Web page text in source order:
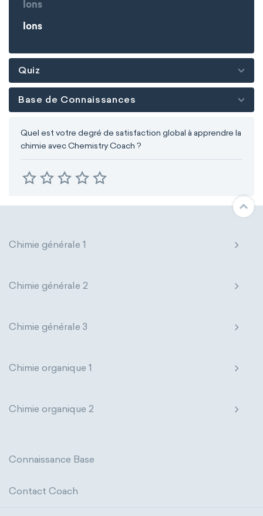
Ions
Ions
Quiz
Base de Connaissances
Quel est votre degré de satisfaction global à apprendre la
chimie avec Chemistry Coach ?
Chimie générale 1
Chimie générale 2
Chimie générale 3
Chimie organique 1
Chimie organique 2
Connaissance Base
Contact Coach